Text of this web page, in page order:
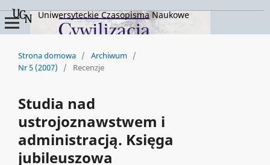
Uniwersyteckie Czasopisma Naukowe
Strona domowa / Archiwum /
Nr 5 (2007)
/ Recenzje
Studia nad
ustrojoznawstwem i
administracją. Księga
jubileuszowa